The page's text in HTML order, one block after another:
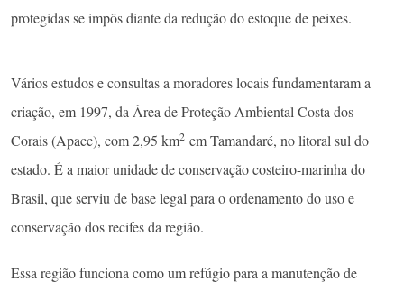
protegidas se impôs diante da redução do estoque de peixes.
Vários estudos e consultas a moradores locais fundamentaram a
criação, em 1997, da Área de Proteção Ambiental Costa dos
Corais (Apacc), com 2,95 km2 em Tamandaré, no litoral sul do
estado. É a maior unidade de conservação costeiro-marinha do
Brasil, que serviu de base legal para o ordenamento do uso e
conservação dos recifes da região.
Essa região funciona como um refúgio para a manutenção de